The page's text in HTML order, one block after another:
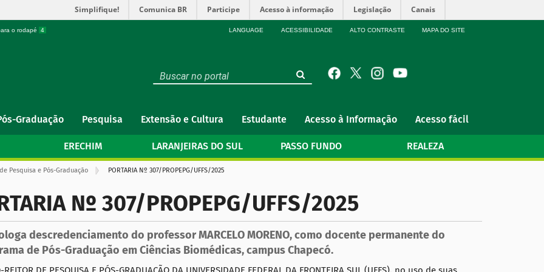
Simplifique! Comunica BR Participe Acesso à informação Legislação Canais
o rodapé 4 LANGUAGE ACESSIBILIDADE ALTO CONTRASTE MAPA DO SITE
Graduação Pesquisa Extensão e Cultura Estudante Acesso à Informação Acesso fácil
ERECHIM LARANJEIRAS DO SUL PASSO FUNDO REALEZA
Pesquisa e Pós-Graduação PORTARIA Nº 307/PROPEPG/UFFS/2025
Nº 307/PROPEPG/UFFS/2025
descredenciamento do professor MARCELO MORENO, como docente permanente do
de Pós-Graduação em Ciências Biomédicas, campus Chapecó.